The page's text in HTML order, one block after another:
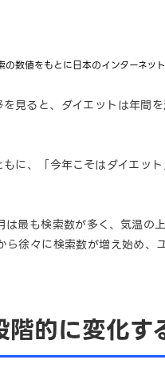
数値をもとに日本のインターネッ
見ると、ダイエットは年間
に、「今年こそはダイエッ
最も検索数が多く、気温
徐々に検索数が増え始め、
的に変化す